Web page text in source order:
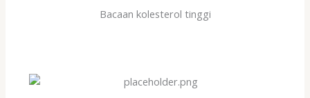
Bacaan kolesterol tinggi